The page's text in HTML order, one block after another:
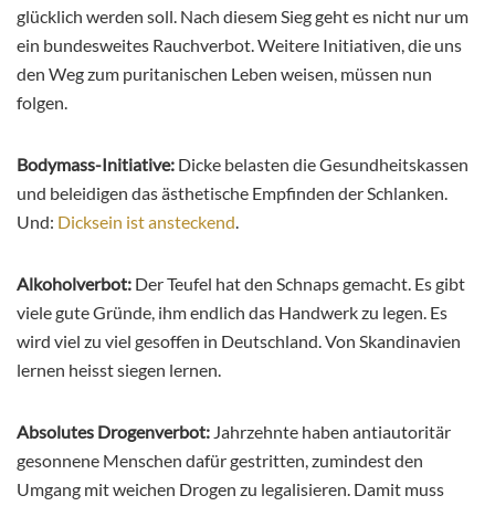
glücklich werden soll. Nach diesem Sieg geht es nicht nur um
ein bundesweites Rauchverbot. Weitere Initiativen, die uns
den Weg zum puritanischen Leben weisen, müssen nun
folgen.
Bodymass-Initiative: Dicke belasten die Gesundheitskassen
und beleidigen das ästhetische Empfinden der Schlanken.
Und: Dicksein ist ansteckend.
Alkoholverbot: Der Teufel hat den Schnaps gemacht. Es gibt
viele gute Gründe, ihm endlich das Handwerk zu legen. Es
wird viel zu viel gesoffen in Deutschland. Von Skandinavien
lernen heisst siegen lernen.
Absolutes Drogenverbot: Jahrzehnte haben antiautoritär
gesonnene Menschen dafür gestritten, zumindest den
Umgang mit weichen Drogen zu legalisieren. Damit muss